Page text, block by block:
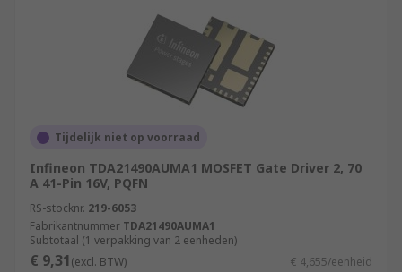
Tijdelijk niet op voorraad
Infineon TDA21490AUMA1 MOSFET Gate Driver 2, 70
A 41-Pin 16V, PQFN
RS-stocknr. 219-6053
Fabrikantnummer TDA21490AUMA1
Subtotaal (1 verpakking van 2 eenheden)
€ 9,31(excl. BTW) € 4,655/eenheid